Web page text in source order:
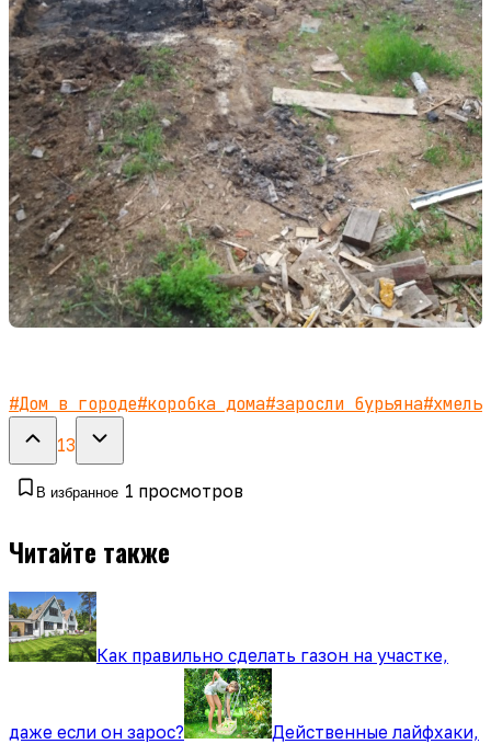
#Дом в городе#коробка дома#заросли бурьяна#хмель
13
В избранное 1 просмотров
Читайте также
Как правильно сделать газон на участке,
даже если он зарос? Действенные лайфхаки,